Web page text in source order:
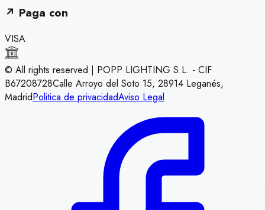
↗ Paga con
VISA
© All rights reserved | POPP LIGHTING S.L. - CIF
B67208728Calle Arroyo del Soto 15, 28914 Leganés,
MadridPolitica de privacidadAviso Legal